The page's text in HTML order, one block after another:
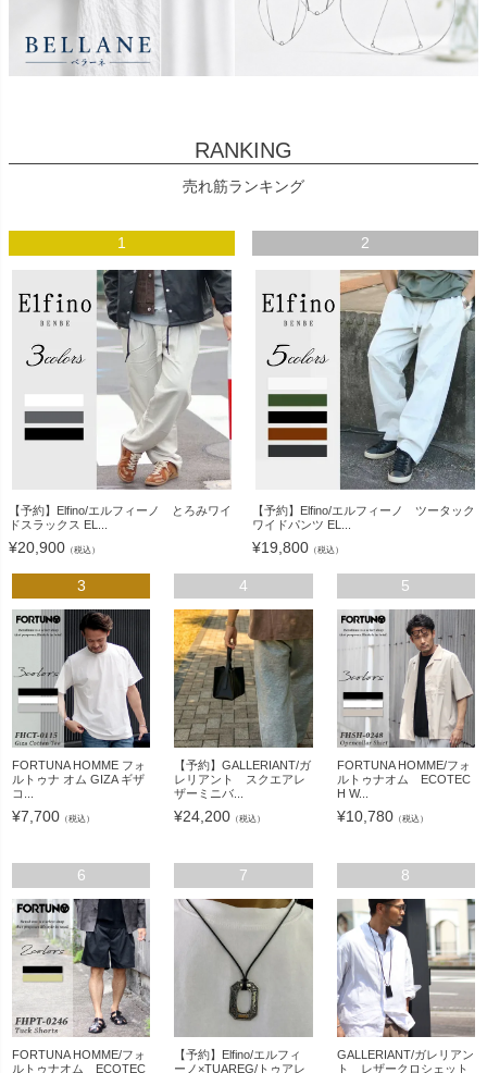
RANKING
売れ筋ランキング
1
【予約】Elfino/エルフィーノ とろみワイ
ドスラックス EL...
¥20,900 （税込）
2
【予約】Elfino/エルフィーノ ツータック
ワイドパンツ EL...
¥19,800 （税込）
3
FORTUNA HOMME フォ
ルトゥナ オム GIZA ギザ
コ...
¥7,700 （税込）
4
【予約】GALLERIANT/ガ
レリアント スクエアレ
ザーミニバ...
¥24,200 （税込）
5
FORTUNA HOMME/フォ
ルトゥナオム ECOTEC
H W...
¥10,780（税込）
6
FORTUNA HOMME/フォ
ルトゥナオム ECOTEC
7
【予約】Elfino/エルフィ
ーノ×TUAREG/トゥアレ
8
GALLERIANT/ガレリアン
ト レザークロシェット